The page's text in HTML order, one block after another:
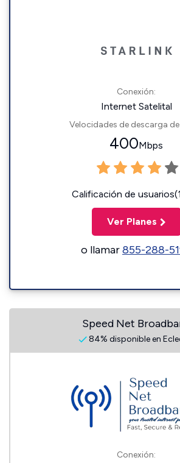
Conexión:
Internet Satelital
Velocidades de descarga
400Mbps
Calificación de
Ver Planes
o llamar855-288-
Speed Net
84% disponible en
Conexión: